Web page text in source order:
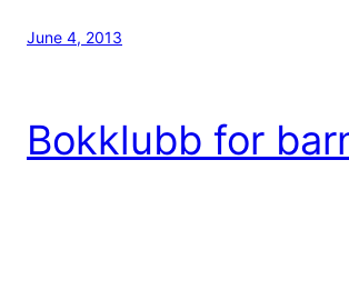
June 4, 2013
Bokklubb for